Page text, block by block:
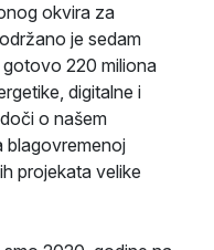
okvira za
je sedam
220 miliona
digitalne i
o našem
blagovremenoj
projekata velike